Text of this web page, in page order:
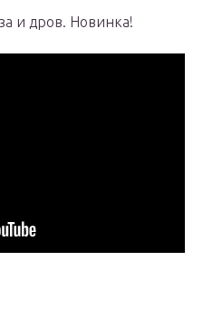
и дров. Новинка!